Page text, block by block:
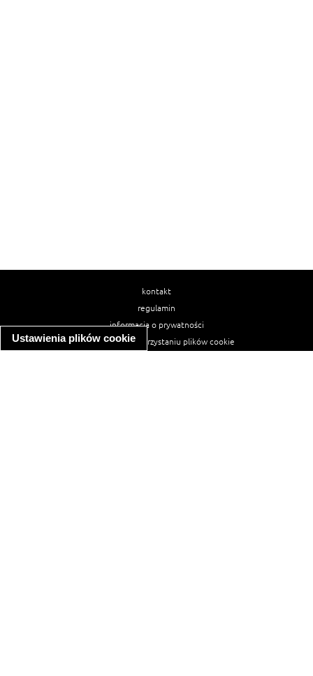
Ustawienia plików cookie
kontakt
regulamin
informacja o prywatności
informacja o wykorzystaniu plików cookie